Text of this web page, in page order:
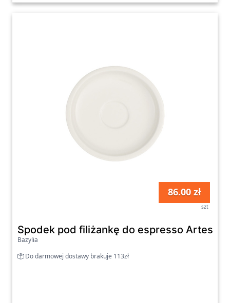
86.00 zł
szt
Spodek pod filiżankę do espresso
Bazylia
Do darmowej dostawy brakuje 113zł